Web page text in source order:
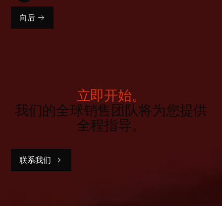
向后
立即开始。
我们的全球销售团队将为您提供
全程指导。
联系我们